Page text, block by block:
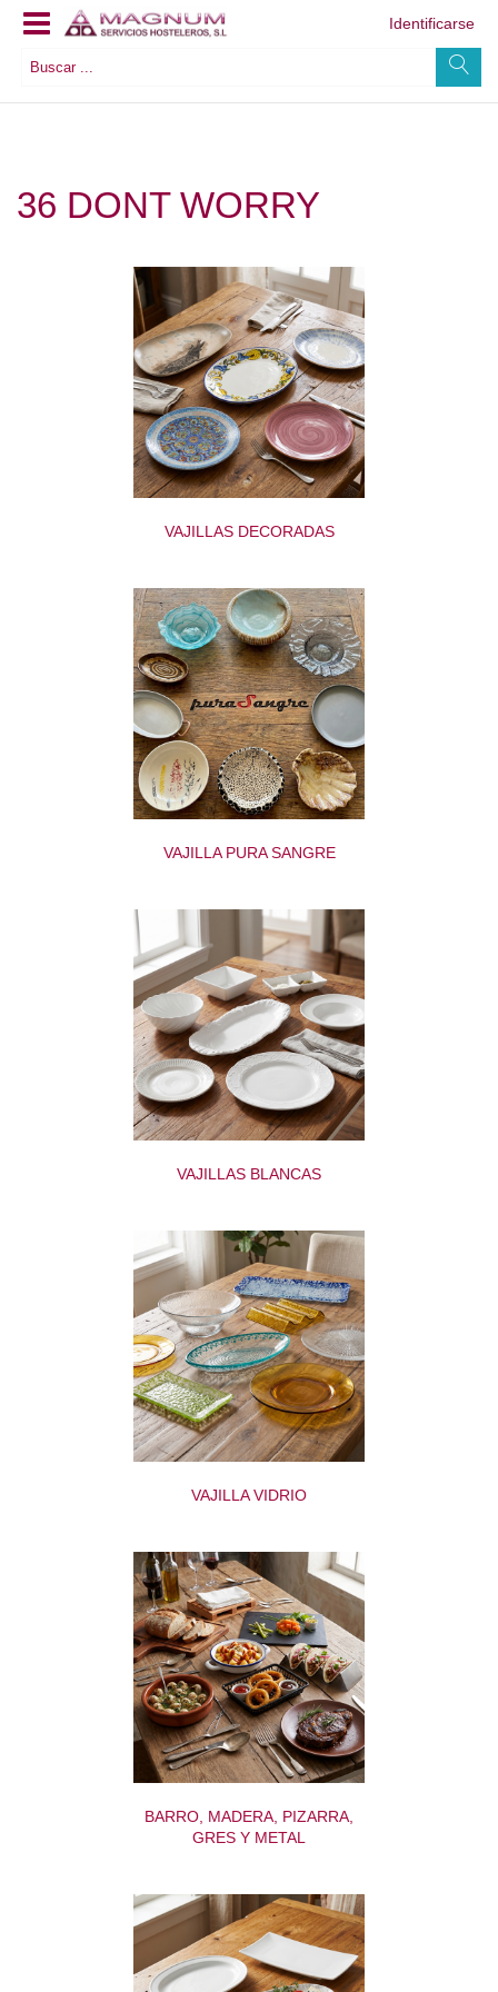
Identificarse
36 DONT WORRY
VAJILLAS DECORADAS
VAJILLA PURA SANGRE
VAJILLAS BLANCAS
VAJILLA VIDRIO
BARRO, MADERA, PIZARRA,
GRES Y METAL